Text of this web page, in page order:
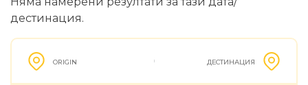
дестинация.
ORIGIN ДЕСТИНАЦИЯ